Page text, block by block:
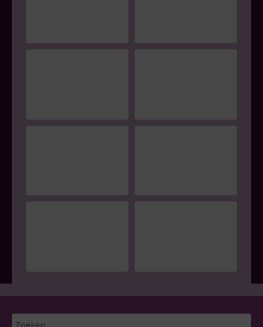
Zoeken